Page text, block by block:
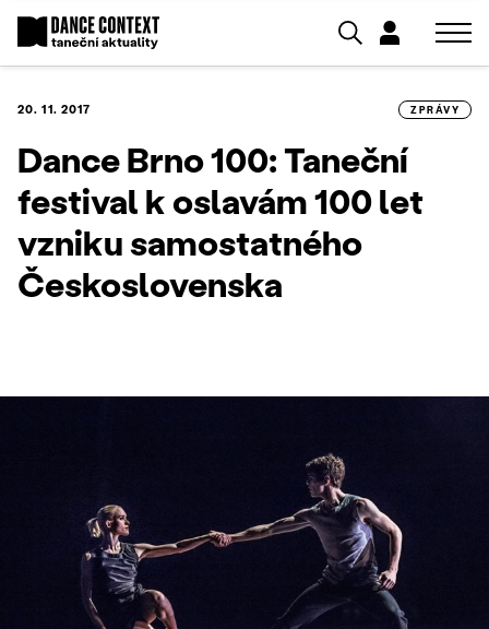
20. 11. 2017 ZPRÁVY
Dance Brno 100: Taneční
festival k oslavám 100 let
vzniku samostatného
Československa